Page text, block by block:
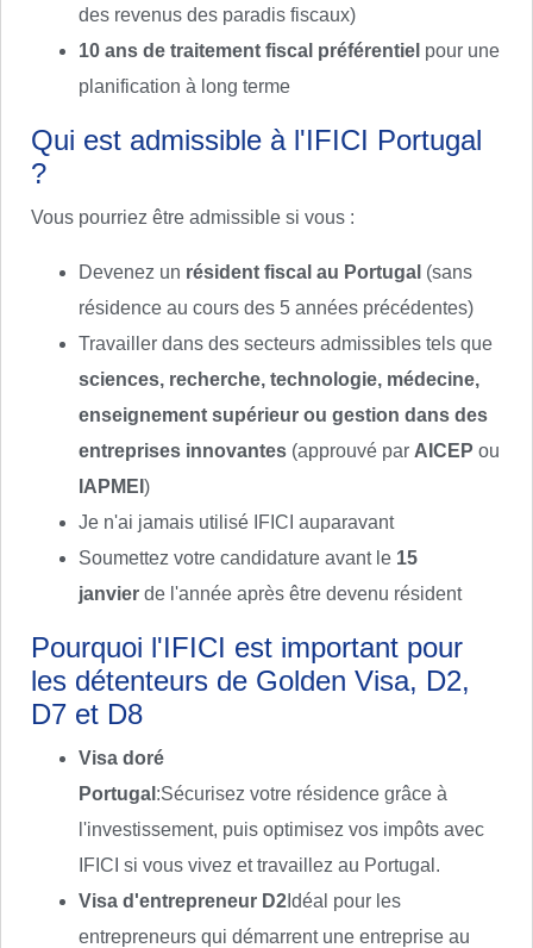
des revenus des paradis fiscaux)
10 ans de traitement fiscal préférentiel pour une
planification à long terme
Qui est admissible à l'IFICI Portugal
?
Vous pourriez être admissible si vous :
Devenez un résident fiscal au Portugal (sans
résidence au cours des 5 années précédentes)
Travailler dans des secteurs admissibles tels que
sciences, recherche, technologie, médecine,
enseignement supérieur ou gestion dans des
entreprises innovantes (approuvé par AICEP ou
IAPMEI )
Je n'ai jamais utilisé IFICI auparavant
Soumettez votre candidature avant le 15
janvier de l'année après être devenu résident
Pourquoi l'IFICI est important pour
les détenteurs de Golden Visa, D2,
D7 et D8
Visa doré
Portugal :Sécurisez votre résidence grâce à
l'investissement, puis optimisez vos impôts avec
IFICI si vous vivez et travaillez au Portugal.
Visa d'entrepreneur D2 Idéal pour les
entrepreneurs qui démarrent une entreprise au